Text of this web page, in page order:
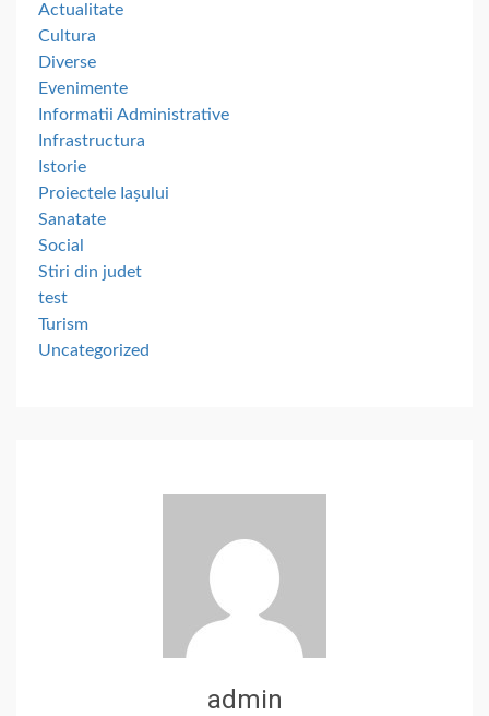
Actualitate
Cultura
Diverse
Evenimente
Informatii Administrative
Infrastructura
Istorie
Proiectele Iașului
Sanatate
Social
Stiri din judet
test
Turism
Uncategorized
admin